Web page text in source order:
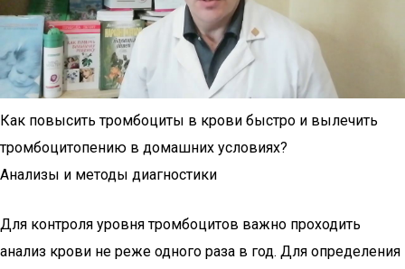
Как повысить тромбоциты в крови быстро и вылечить
тромбоцитопению в домашних условиях?
Анализы и методы диагностики
Для контроля уровня тромбоцитов важно проходить
анализ крови не реже одного раза в год. Для определения